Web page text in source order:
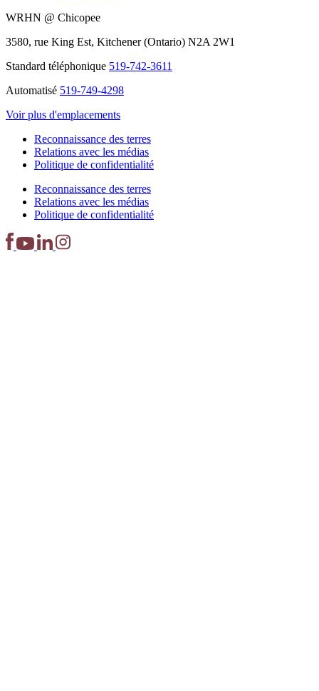
WRHN @ Chicopee
3580, rue King Est, Kitchener (Ontario) N2A 2W1
Standard téléphonique 519-742-3611
Automatisé 519-749-4298
Voir plus d'emplacements
Reconnaissance des terres
Relations avec les médias
Politique de confidentialité
Reconnaissance des terres
Relations avec les médias
Politique de confidentialité